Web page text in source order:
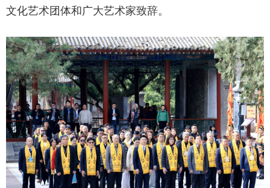
文化艺术团体和广大艺术家致辞。